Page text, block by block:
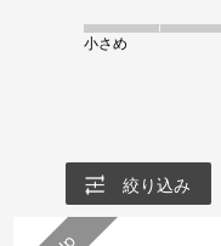
小さめ
絞り込み